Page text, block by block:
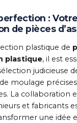
:
de pièces
plastique de
plastique, il est
judicieuse
moulage
La collaboration
et fabricants
une idée